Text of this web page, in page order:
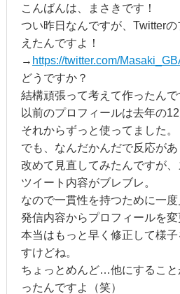
こんばんは、まさきです！
つい昨日なんですが、Twitter
えたんですよ！
→ https://twitter.com/
どうですか？
結構頑張って考えて作ったんで
以前のプロフィールは去年の
それからずっと使ってました。
でも、なんだかんだで反応が
改めて見直してみたんですが
ツイート内容がブレブレ。
なので一貫性を持つために一度
発信内容からプロフィールを変
本当はもっと早く修正して様
すけどね。
ちょっとめんど…他にするこ
ったんですよ（笑）